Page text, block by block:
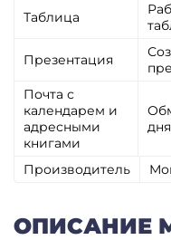
Таблица
Презентация
Почта с
календарем и
адресными
книгами
Производитель
ОПИСАНИЕ